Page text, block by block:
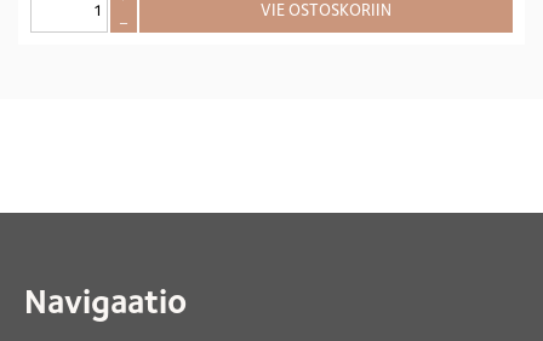
–
VIE OSTOSKORIIN
Navigaatio